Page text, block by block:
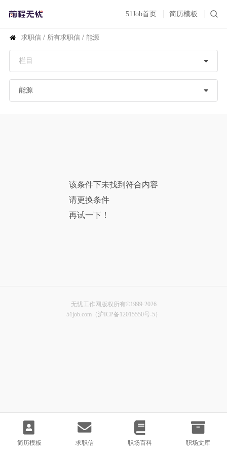
51Job首页 简历模板
简历模板 求职信 职场百科 职场文库
求职信 / 所有求职信 / 能源
该条件下未找到符合内容
请更换条件
再试一下！
无忧工作网版权所有©1999-2026
51job.com（沪ICP备12015550号-5）